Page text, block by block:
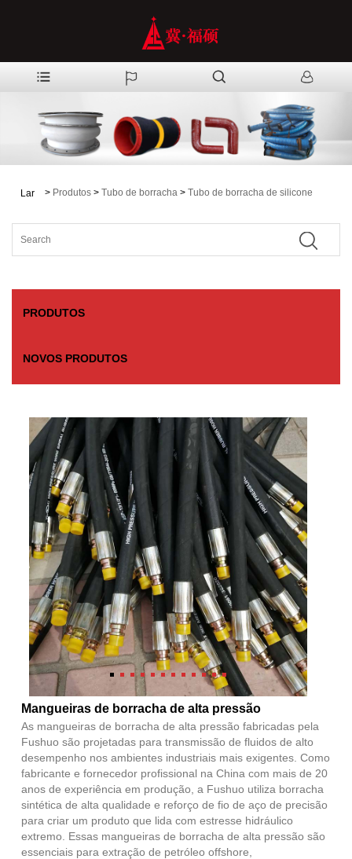
Lar > Produtos > Tubo de borracha > Tubo de borracha de silicone
PRODUTOS
NOVOS PRODUTOS
Mangueiras de borracha de alta pressão
As mangueiras de borracha de alta pressão fabricadas pela
Fushuo são projetadas para transmissão de fluidos de alto
desempenho nos ambientes industriais mais exigentes. Como
fabricante e fornecedor profissional na China com mais de 20
anos de experiência em produção, a Fushuo utiliza borracha
sintética de alta qualidade e reforço de fio de aço de precisão
para criar um produto que lida com estresse hidráulico
extremo. Essas mangueiras de borracha de alta pressão são
essenciais para extração de petróleo offshore,